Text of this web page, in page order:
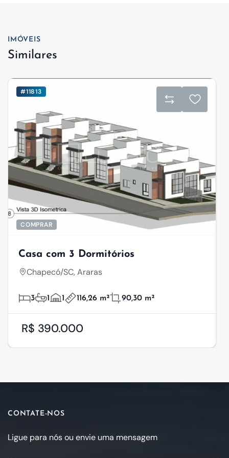
IMÓVEIS
Similares
#11813
COMPRAR
Casa com 3 Dormitórios
Chapecó/SC, Araras
3 1 1 116,26 m² 90,30 m²
R$ 390.000
CONTATE-NOS
Ligue para nós ou envie uma mensagem